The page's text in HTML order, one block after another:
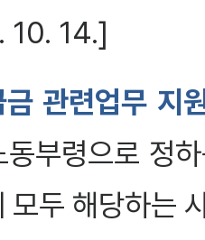
10. 14.]
관련업무 지
부령으로 정
모두 해당하는